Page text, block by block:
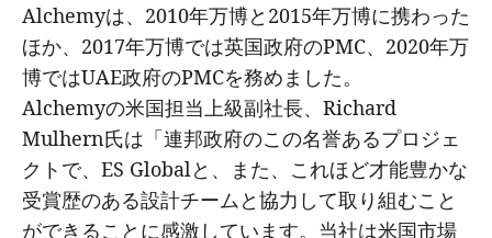
Alchemyは、2010年万博と2015年万博に携わった
ほか、2017年万博では英国政府のPMC、2020年万
博ではUAE政府のPMCを務めました。
Alchemyの米国担当上級副社長、Richard
Mulhern氏は「連邦政府のこの名誉あるプロジェ
クトで、ES Globalと、また、これほど才能豊かな
受賞歴のある設計チームと協力して取り組むこと
ができることに感激しています。当社は米国市場